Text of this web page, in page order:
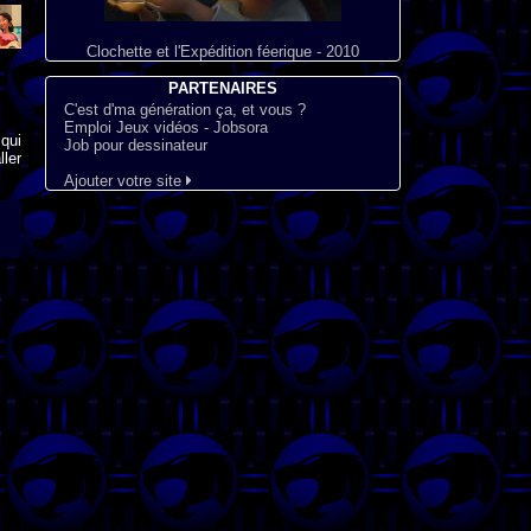
Clochette et l'Expédition féerique - 2010
PARTENAIRES
C'est d'ma génération ça, et vous ?
Emploi Jeux vidéos - Jobsora
Job pour dessinateur
Ajouter votre site